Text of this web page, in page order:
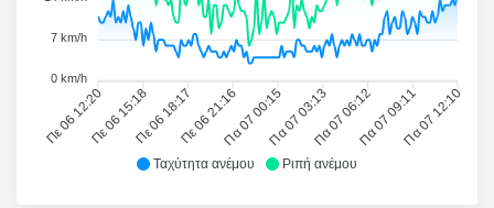
Ταχύτητα ανέμου Ριπή ανέμου
Πε 06 12:20Πε 06 15:18Πε 06 18:17Πε 06 21:16Πα 07 00:15Πα 07 03:13Πα 07 06:12Πα 07 09:11Πα 07 12:10
7 km/h
0 km/h